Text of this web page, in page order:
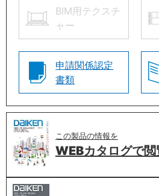
BIM用テクスチ
ャー
申請関係認定
書類
この製品の情報を
WEBカタログで閲